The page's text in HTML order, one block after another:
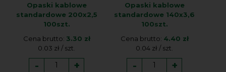
Opaski kablowe
standardowe 200x2,5
100szt.
Cena brutto: 3.30 zł
0.03 zł / szt.
- +
Opaski kablowe
standardowe 140x3,6
100szt.
Cena brutto: 4.40 zł
0.04 zł / szt.
- +